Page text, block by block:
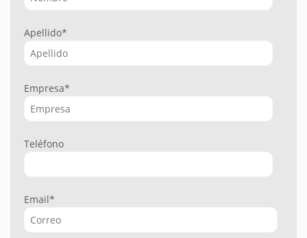
Apellido*
Empresa*
Teléfono
Email*